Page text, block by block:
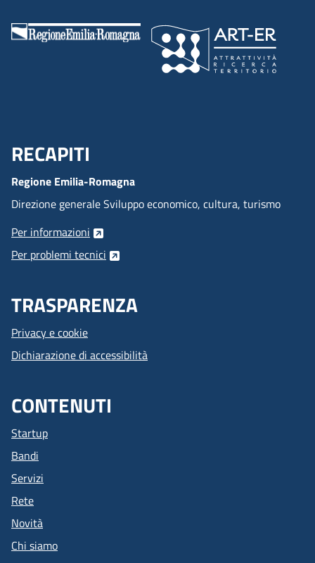
Menu Footer
RECAPITI
Regione Emilia-Romagna
Direzione generale Sviluppo economico, cultura, turismo
Per informazioni
Per problemi tecnici
TRASPARENZA
Privacy e cookie
Dichiarazione di accessibilità
CONTENUTI
Startup
Bandi
Servizi
Rete
Novità
Chi siamo